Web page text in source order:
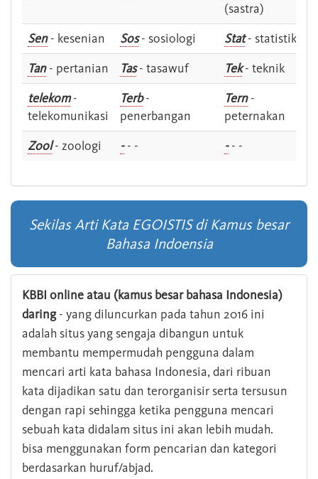
(sastra)
Sen- kesenian Sos- sosiologi Stat- statistik
Tan- pertanian Tas- tasawuf Tek- teknik
telekom-
telekomunikasi
Terb-
penerbangan
Tern-
peternakan
Zool- zoologi -- - -- -
Sekilas Arti Kata EGOISTIS di Kamus besar
Bahasa Indoensia
KBBI online atau (kamus besar bahasa Indonesia)
daring- yang diluncurkan pada tahun 2016 ini
adalah situs yang sengaja dibangun untuk
membantu mempermudah pengguna dalam
mencari arti kata bahasa Indonesia, dari ribuan
kata dijadikan satu dan terorganisir serta tersusun
dengan rapi sehingga ketika pengguna mencari
sebuah kata didalam situs ini akan lebih mudah.
bisa menggunakan form pencarian dan kategori
berdasarkan huruf/abjad.